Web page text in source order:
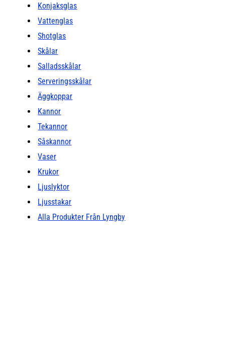
Konjaksglas
Vattenglas
Shotglas
Skålar
Salladsskålar
Serveringsskålar
Äggkoppar
Kannor
Tekannor
Såskannor
Vaser
Krukor
Ljuslyktor
Ljusstakar
Alla Produkter Från Lyngby